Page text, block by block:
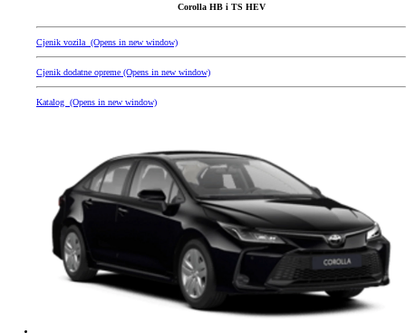
Corolla HB i TS HEV
Cjenik vozila (Opens in new window)
Cjenik dodatne opreme (Opens in new window)
Katalog (Opens in new window)